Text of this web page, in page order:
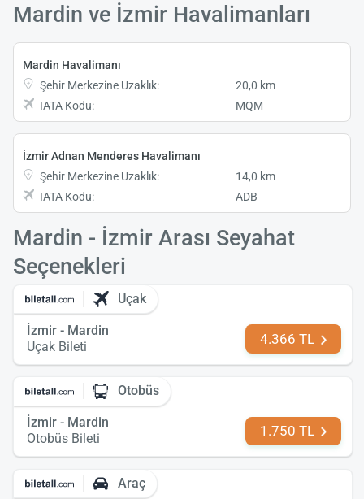
Mardin ve İzmir Havalimanları
Mardin Havalimanı
Şehir Merkezine Uzaklık:
20,0 km
IATA Kodu:
MQM
İzmir Adnan Menderes Havalimanı
Şehir Merkezine Uzaklık:
14,0 km
IATA Kodu:
ADB
Mardin - İzmir Arası Seyahat
Seçenekleri
Uçak
İzmir - Mardin
Uçak Bileti
4.366 TL
Otobüs
İzmir - Mardin
Otobüs Bileti
1.750 TL
Araç